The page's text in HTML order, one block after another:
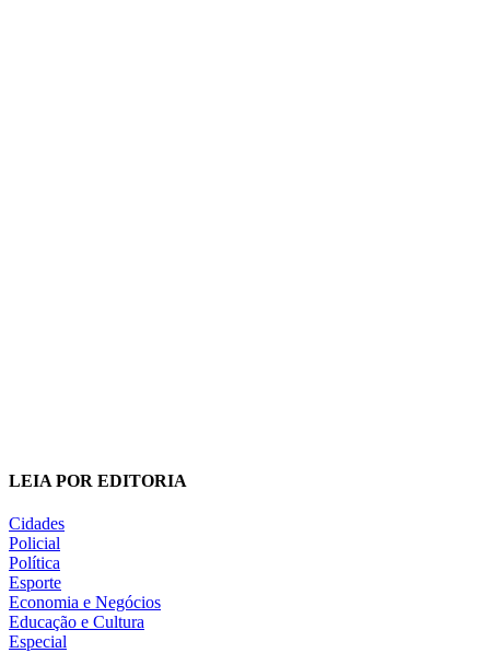
LEIA POR EDITORIA
Cidades
Policial
Política
Esporte
Economia e Negócios
Educação e Cultura
Especial